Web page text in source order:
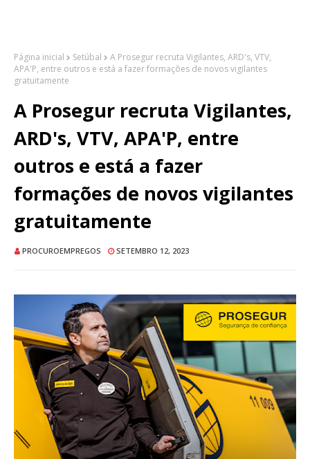
Página inicial Setúbal
A Prosegur recruta Vigilantes, ARD's, VTV,
APA'P, entre outros e está a fazer formações de novos vigilantes
gratuitamente
A Prosegur recruta Vigilantes,
ARD's, VTV, APA'P, entre
outros e está a fazer
formações de novos vigilantes
gratuitamente
PROCUROEMPREGOS SETEMBRO 12, 2023